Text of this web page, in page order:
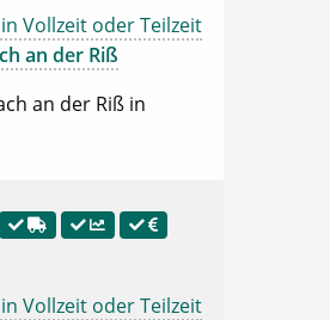
Vollzeit oder Teilzeit
an der Riß
an der Riß in
Vollzeit oder Teilzeit